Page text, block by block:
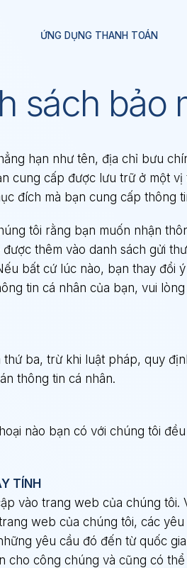
ỨNG DỤNG THANH TOÁN
sách bảo
hạn như tên, địa chỉ bưu
cung cấp được lưu trữ ở một
đích mà bạn cung cấp thông
tôi rằng bạn muốn nhận
thêm vào danh sách gửi
bất cứ lúc nào, bạn thay đổi
tin cá nhân của bạn, vui
ba, trừ khi luật pháp, quy
thông tin cá nhân.
nào bạn có với chúng tôi
TÍNH
vào trang web của chúng
web của chúng tôi, các
yêu cầu đó đến từ quốc
công chúng và cũng có